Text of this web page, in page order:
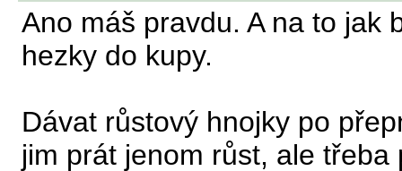
Ano máš pravdu. A na to jak
hezky do kupy.
Dávat růstový hnojky po
jim prát jenom růst, ale